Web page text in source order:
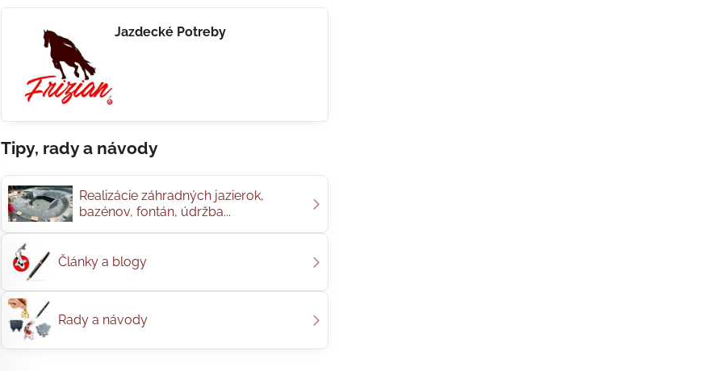
Jazdecké Potreby
Tipy, rady a návody
Realizácie záhradných jazierok,
bazénov, fontán, údržba...
Články a blogy
Rady a návody